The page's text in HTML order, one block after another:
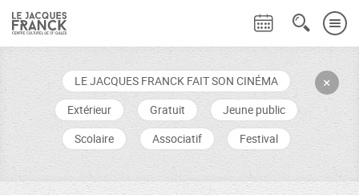
+
LE JACQUES FRANCK FAIT SON CINÉMA
Extérieur
Gratuit
Jeune public
Scolaire
Associatif Festival